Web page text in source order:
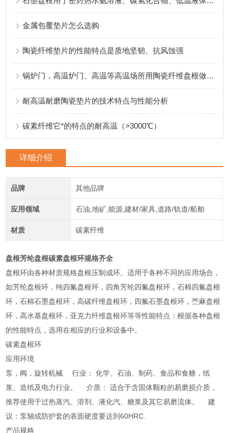
金属包覆垫片怎么选购
陶瓷纤维垫片的性能特点是质地坚韧、抗风蚀强
锅炉门，高温炉门、高温等高温场所用陶瓷纤维盘根做密封料
耐高温耐磨陶瓷垫片的技术特点与性能分析
碳素纤维它*的特点的耐高温（>3000℃）
详细介绍
品牌 其他品牌
应用领域 石油,地矿,能源,建材/家具,道路/轨道/船舶
材质 碳素纤维
盘根芳纶盘根碳素盘根环规格齐全
盘根环由各种材质规格盘根压制成环。适用于各种不同的应用场合，
如芳纶盘根环，纯四氟盘根环，四角芳纶四氟盘根环，石棉四氟盘根
环，石棉石墨盘根环，高碳纤维盘根环，四氟石墨盘根环，苎麻盘根
环，高水基盘根环，亚克力纤维盘根环等等性能特点：根据各种盘根
的性能特点，选用在相应的行业和设备中。
碳素盘根环
应用环境
泵，阀，旋转机械 行业： 化学、石油、制药、食品和食糖，纸
浆、造纸及电力行业。 介质： 适合于含固体颗粒的易磨损介质，
推荐使用于过热蒸汽、溶剂、液化汽、糖浆及其它易磨流体。 建
议：泵轴或防护套的表面硬度要达到60HRC.
产品规格